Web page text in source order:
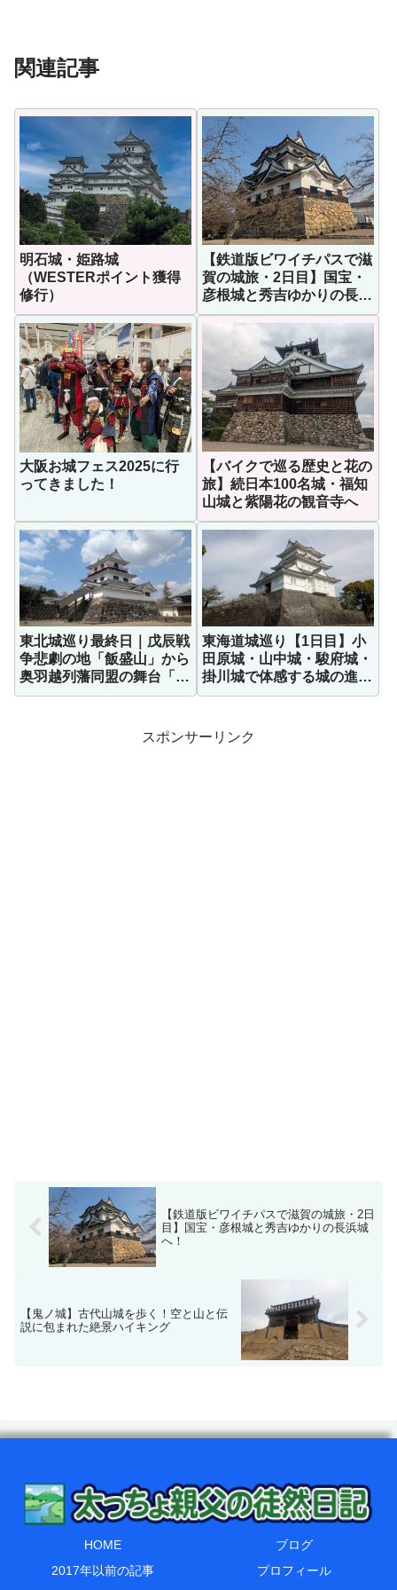
関連記事
明石城・姫路城
（WESTERポイント獲得
修行）
【鉄道版ビワイチパスで滋
賀の城旅・2日目】国宝・
彦根城と秀吉ゆかりの長浜
城へ！
大阪お城フェス2025に行
ってきました！
【バイクで巡る歴史と花の
旅】続日本100名城・福知
山城と紫陽花の観音寺へ
東北城巡り最終日｜戊辰戦
争悲劇の地「飯盛山」から
奥羽越列藩同盟の舞台「白
石城」
東海道城巡り【1日目】小
田原城・山中城・駿府城・
掛川城で体感する城の進化
史
スポンサーリンク
【鉄道版ビワイチパスで滋賀の城旅・2日
目】国宝・彦根城と秀吉ゆかりの長浜城
へ！
【鬼ノ城】古代山城を歩く！空と山と伝
説に包まれた絶景ハイキング
HOME
ブログ
2017年以前の記事
プロフィール